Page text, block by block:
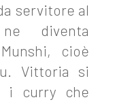
servitore al
diventa
cioè
Vittoria si
i curry che